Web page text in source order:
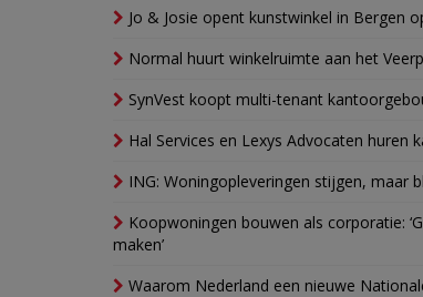
Jo & Josie opent kunstwinkel in Bergen
Normal huurt winkelruimte aan het
SynVest koopt multi-tenant
Hal Services en Lexys Advocaten huren
ING: Woningopleveringen stijgen, maar
Koopwoningen bouwen als corporatie:
maken’
Waarom Nederland een nieuwe